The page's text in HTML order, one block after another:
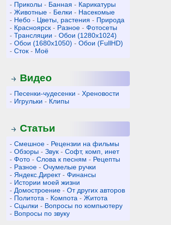
- Приколы - Банная - Карикатуры
-Животные - Белки - Насекомые
- Небо - Цветы, растения - Природа
- Красноярск - Разное -Фотосеты
-Трансляции -Обои (1280x1024)
-Обои (1680x1050) -Обои (FullHD)
-Сток - Моё
Видео
- Песенки-чудесенки -Хреновости
- Игрульки - Клипы
Статьи
-Смешное - Рецензии на фильмы
-Обзоры -Звук -Софт, комп, инет
-Фото -Слова к песням - Рецепты
- Разное -Очумелые ручки
- Яндекс.Директ-Финансы
- Истории моей жизни
- Домостроение -От других авторов
- Политота - Компота -Житота
-Сцылки - Вопросы по компьютеру
- Вопросы по звуку